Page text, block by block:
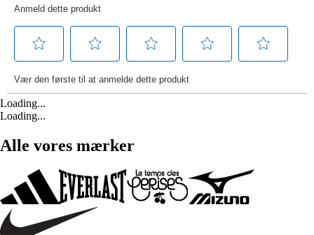
Loading...
Loading...
Alle vores mærker